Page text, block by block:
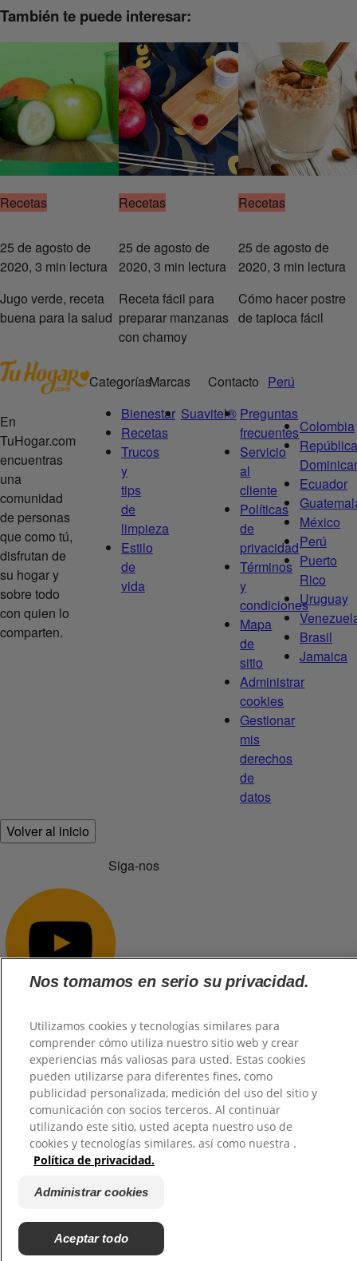
También te puede interesar:
Recetas
25 de agosto de
2020, 3 min lectura
Jugo verde, receta
buena para la salud
Recetas
25 de agosto de
2020, 3 min lectura
Receta fácil para
preparar manzanas
con chamoy
Recetas
25 de agosto de
2020, 3 min lectura
Cómo hacer postre
de tapioca fácil
En
TuHogar.com
encuentras
una
comunidad
de personas
que como tú,
disfrutan de
su hogar y
sobre todo
con quien lo
comparten.
Categorías
Bienestar
Recetas
Trucos
y
tips
de
limpieza
Estilo
de
vida
Marcas
Suavitel®
Contacto
Preguntas
frecuentes
Servicio
al
cliente
Políticas
de
privacidad
Términos
y
condiciones
Mapa
de
sitio
Administrar
cookies
Gestionar
mis
derechos
de
datos
Perú
Colombia
República
Ecuador
México
Perú
Puerto
Rico
Uruguay
Brasil
Jamaica
Volver al inicio
Siga-nos
@2026 TuHogar. Todos los derechos reservados.
Nos tomamos en serio su privacidad.
Utilizamos cookies y tecnologías similares para
comprender cómo utiliza nuestro sitio web y crear
experiencias más valiosas para usted. Estas cookies
pueden utilizarse para diferentes fines, como
publicidad personalizada, medición del uso del sitio y
comunicación con socios terceros. Al continuar
utilizando este sitio, usted acepta nuestro uso de
cookies y tecnologías similares, así como nuestra .
Política de privacidad.
Administrar cookies
Aceptar todo